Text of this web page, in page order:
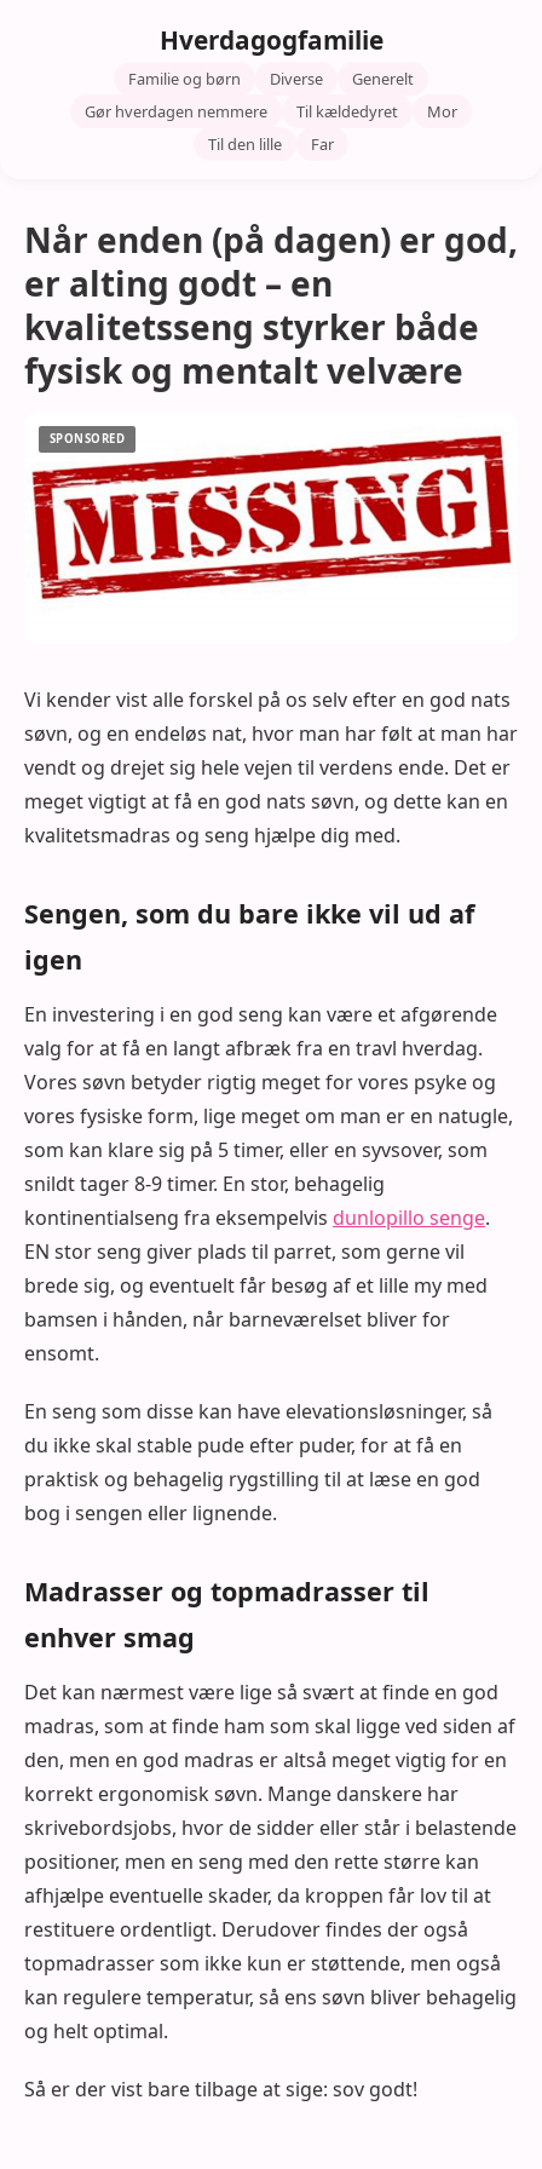
Hverdagogfamilie
Familie og børn Diverse
Generelt
Gør hverdagen nemmere
Til kældedyret
Mor
Til den lille
Far
Når enden (på dagen) er god,
er alting godt – en
kvalitetsseng styrker både
fysisk og mentalt velvære
Vi kender vist alle forskel på os selv efter en god nats
søvn, og en endeløs nat, hvor man har følt at man har
vendt og drejet sig hele vejen til verdens ende. Det er
meget vigtigt at få en god nats søvn, og dette kan en
kvalitetsmadras og seng hjælpe dig med.
Sengen, som du bare ikke vil ud af
igen
En investering i en god seng kan være et afgørende
valg for at få en langt afbræk fra en travl hverdag.
Vores søvn betyder rigtig meget for vores psyke og
vores fysiske form, lige meget om man er en natugle,
som kan klare sig på 5 timer, eller en syvsover, som
snildt tager 8-9 timer. En stor, behagelig
kontinentialseng fra eksempelvis dunlopillo senge.
EN stor seng giver plads til parret, som gerne vil
brede sig, og eventuelt får besøg af et lille my med
bamsen i hånden, når barneværelset bliver for
ensomt.
En seng som disse kan have elevationsløsninger, så
du ikke skal stable pude efter puder, for at få en
praktisk og behagelig rygstilling til at læse en god
bog i sengen eller lignende.
Madrasser og topmadrasser til
enhver smag
Det kan nærmest være lige så svært at finde en god
madras, som at finde ham som skal ligge ved siden af
den, men en god madras er altså meget vigtig for en
korrekt ergonomisk søvn. Mange danskere har
skrivebordsjobs, hvor de sidder eller står i belastende
positioner, men en seng med den rette større kan
afhjælpe eventuelle skader, da kroppen får lov til at
restituere ordentligt. Derudover findes der også
topmadrasser som ikke kun er støttende, men også
kan regulere temperatur, så ens søvn bliver behagelig
og helt optimal.
Så er der vist bare tilbage at sige: sov godt!